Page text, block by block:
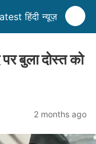
हिंदी न्यूज़
बुला दोस्त को
2 months ago